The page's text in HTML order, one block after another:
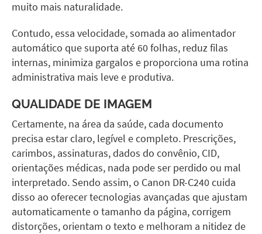
muito mais naturalidade.
Contudo, essa velocidade, somada ao alimentador
automático que suporta até 60 folhas, reduz filas
internas, minimiza gargalos e proporciona uma rotina
administrativa mais leve e produtiva.
QUALIDADE DE IMAGEM
Certamente, na área da saúde, cada documento
precisa estar claro, legível e completo. Prescrições,
carimbos, assinaturas, dados do convênio, CID,
orientações médicas, nada pode ser perdido ou mal
interpretado. Sendo assim, o Canon DR-C240cuida
disso ao oferecer tecnologias avançadas que ajustam
automaticamente o tamanho da página, corrigem
distorções, orientam o texto e melhoram a nitidez de